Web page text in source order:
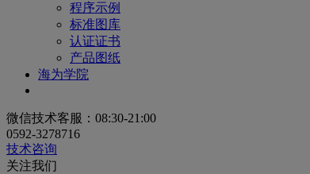
程序示例
标准图库
认证证书
产品图纸
海为学院
微信技术客服：08:30-21:00
0592-3278716
技术咨询
关注我们